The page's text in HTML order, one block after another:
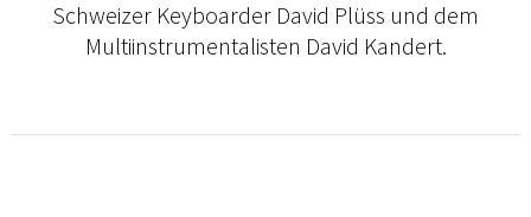
Schweizer Keyboarder David Plüss und dem
Multiinstrumentalisten David Kandert.